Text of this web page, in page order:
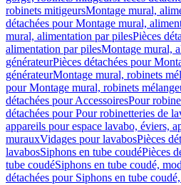
robinets mitigeursMontage mural,
détachées pour Montage mural,
mural, alimentation par pilesPièces
alimentation par pilesMontage mural,
générateurPièces détachées pour
générateurMontage mural, robinets
pour Montage mural, robinets
détachées pour AccessoiresPour
détachées pour Pour robinetteries de
appareils pour espace lavabo, éviers,
murauxVidages pour lavabosPièces
lavabosSiphons en tube coudéPièces
tube coudéSiphons en tube coudé,
détachées pour Siphons en tube